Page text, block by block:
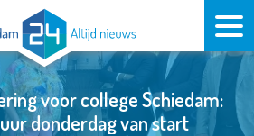
voor college Schiedam:
donderdag van start